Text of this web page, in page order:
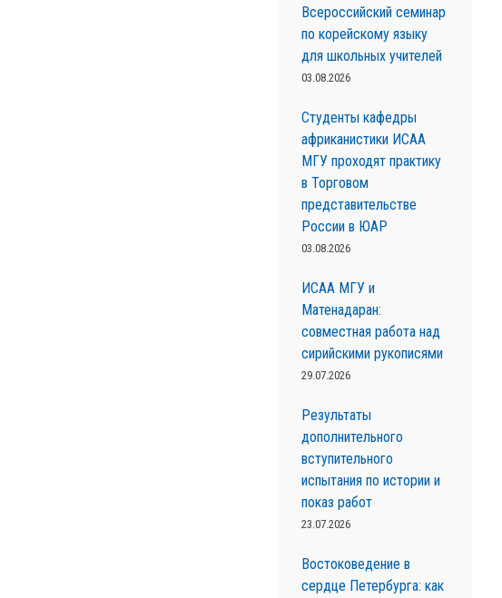
Всероссийский семинар
по корейскому языку
для школьных учителей
03.08.2026
Студенты кафедры
африканистики ИСАА
МГУ проходят практику
в Торговом
представительстве
России в ЮАР
03.08.2026
ИСАА МГУ и
Матенадаран:
совместная работа над
сирийскими рукописями
29.07.2026
Результаты
дополнительного
вступительного
испытания по истории и
показ работ
23.07.2026
Востоковедение в
сердце Петербурга: как